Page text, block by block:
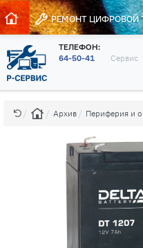
РЕМОНТЦИФРОВОЙ
ТЕЛЕФОН:
64-50-41
Сервис
Архив Периферия и